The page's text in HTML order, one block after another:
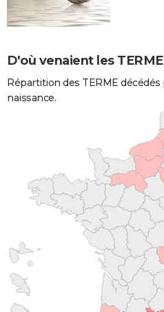
D'où venaient les
Répartition des TERME
naissance.